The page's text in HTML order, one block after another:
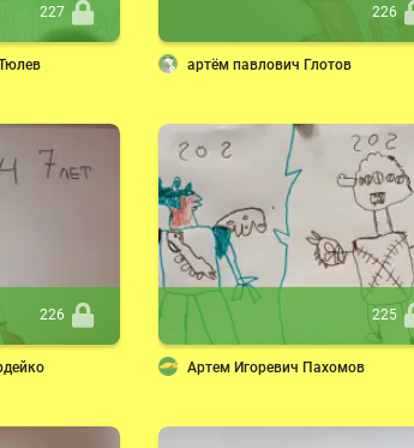
227 226
артём павлович Глотов
226 225
Артем Игоревич Пахомов